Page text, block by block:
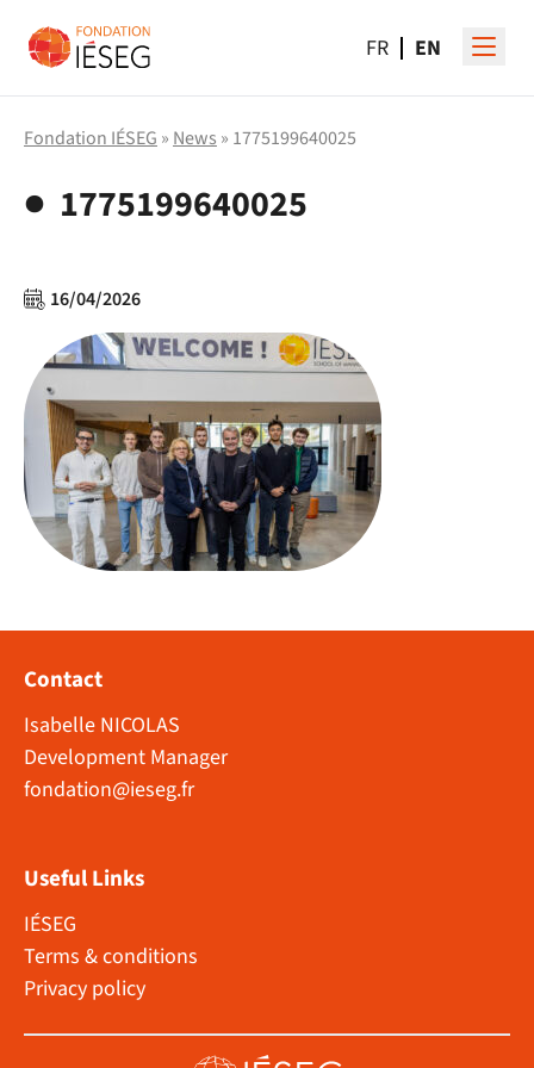
FR EN
Fondation IÉSEG » News » 1775199640025
1775199640025
16/04/2026
Contact
Isabelle NICOLAS
Development Manager
fondation@ieseg.fr
Useful Links
IÉSEG
Terms & conditions
Privacy policy